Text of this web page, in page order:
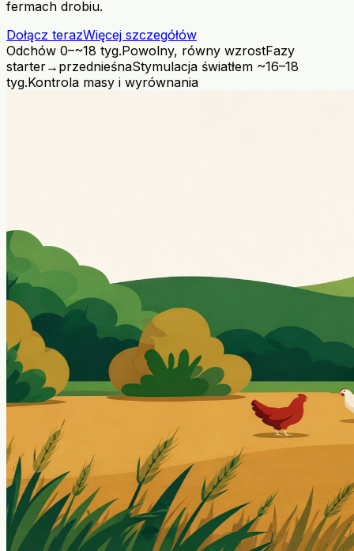
fermach drobiu.
Dołącz terazWięcej szczegółów
Odchów 0–~18 tyg.Powolny, równy wzrostFazy
starter→przednieśnaStymulacja światłem ~16–18
tyg.Kontrola masy i wyrównania